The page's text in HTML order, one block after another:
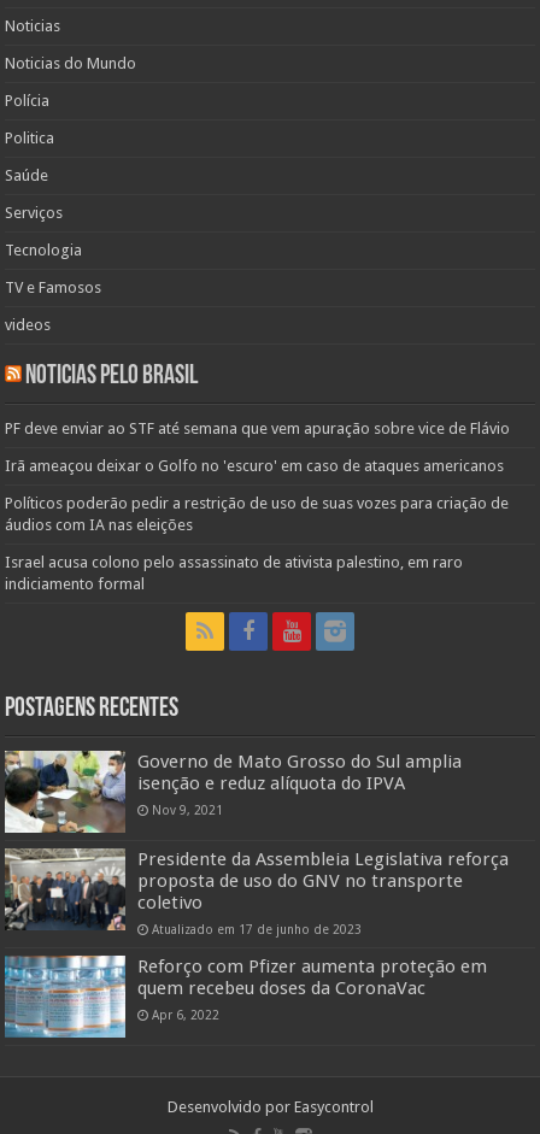
Noticias
Noticias do Mundo
Polícia
Politica
Saúde
Serviços
Tecnologia
TV e Famosos
videos
Noticias pelo Brasil
PF deve enviar ao STF até semana que vem apuração sobre vice de Flávio
Irã ameaçou deixar o Golfo no 'escuro' em caso de ataques americanos
Políticos poderão pedir a restrição de uso de suas vozes para criação de
áudios com IA nas eleições
Israel acusa colono pelo assassinato de ativista palestino, em raro
indiciamento formal
Postagens Recentes
Governo de Mato Grosso do Sul amplia
isenção e reduz alíquota do IPVA
Nov 9, 2021
Presidente da Assembleia Legislativa reforça
proposta de uso do GNV no transporte
coletivo
Atualizado em 17 de junho de 2023
Reforço com Pfizer aumenta proteção em
quem recebeu doses da CoronaVac
Apr 6, 2022
Desenvolvido por Easycontrol